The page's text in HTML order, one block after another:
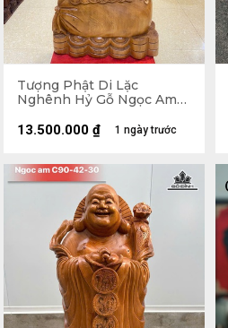
Tượng Phật Di Lặc
Nghênh Hỷ Gỗ Ngọc Am
(cm)
1 ngày trước
13.500.000 ₫